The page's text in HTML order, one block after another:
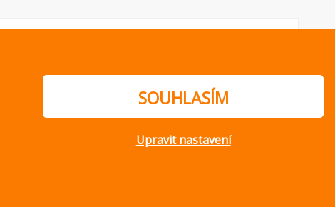
SOUHLASÍM
Upravit nastavení